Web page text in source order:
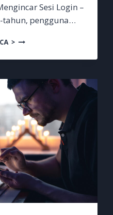
Sesi Login –
tahun, pengguna…
>EMAIL
KINI
SESI
LOGIN